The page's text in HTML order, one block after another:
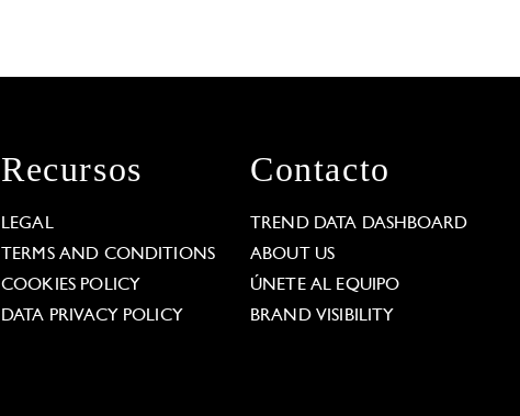
Recursos
LEGAL
TERMS AND CONDITIONS
COOKIES POLICY
DATA PRIVACY POLICY
Contacto
TREND DATA DASHBOARD
ABOUT US
ÚNETE AL EQUIPO
BRAND VISIBILITY